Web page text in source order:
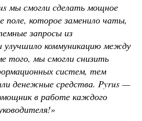
мы смогли сделать мощное
поле, которое заменило чаты,
запросы из
улучшило коммуникацию между
того, мы смогли снизить
систем, тем
денежные средства. Pyrus —
в работе каждого
»